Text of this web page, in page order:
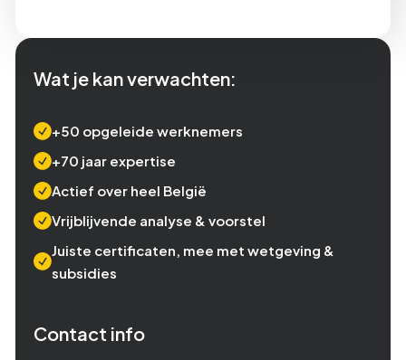
Wat je kan verwachten:
+70 jaar expertise
+50 opgeleide werknemers
Actief over heel België
Vrijblijvende analyse & voorstel
Juiste certificaten, mee met wetgeving &
subsidies
Contact info